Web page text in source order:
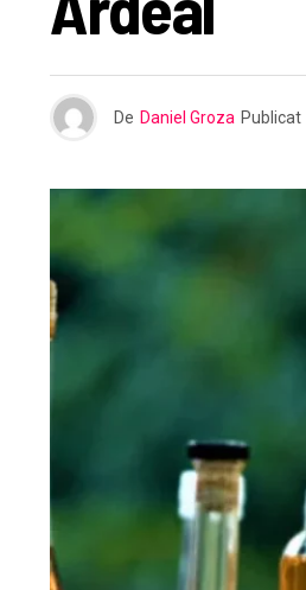
De Daniel Groza Publicat